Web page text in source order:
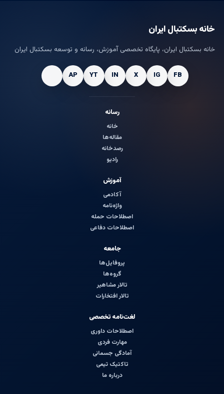
خانه بسکتبال ایران
خانه بسکتبال ایران، پایگاه تخصصی آموزش، رسانه و توسعه بسکتبال ایران
رسانه
خانه
مقاله‌ها
رصدخانه
رادیو
آموزش
آکادمی
واژه‌نامه
اصطلاحات حمله
اصطلاحات دفاعی
جامعه
پروفایل‌ها
گروه‌ها
تالار مشاهیر
تالار افتخارات
لغت‌نامه تخصصی
اصطلاحات داوری
مهارت فردی
آمادگی جسمانی
تاکتیک تیمی
درباره ما